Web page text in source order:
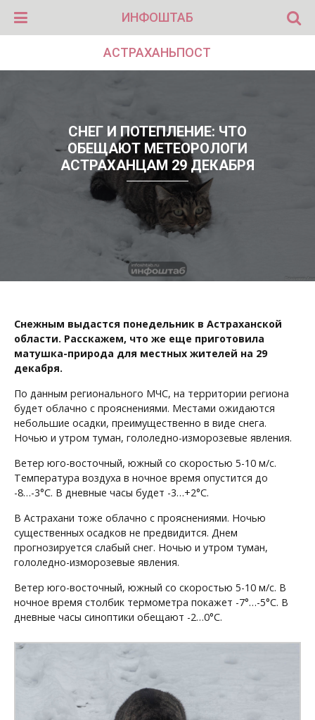
ИНФОШТАБ
АСТРАХАНЬПОСТ
СНЕГ И ПОТЕПЛЕНИЕ: ЧТО
ОБЕЩАЮТ МЕТЕОРОЛОГИ
АСТРАХАНЦАМ 29 ДЕКАБРЯ
Снежным выдастся понедельник в Астраханской
области. Расскажем, что же еще приготовила
матушка-природа для местных жителей на 29
декабря.
По данным регионального МЧС, на территории региона
будет облачно с прояснениями. Местами ожидаются
небольшие осадки, преимущественно в виде снега.
Ночью и утром туман, гололедно-изморозевые явления.
Ветер юго-восточный, южный со скоростью 5-10 м/с.
Температура воздуха в ночное время опустится до
-8…-3°С. В дневные часы будет -3…+2°С.
В Астрахани тоже облачно с прояснениями. Ночью
существенных осадков не предвидится. Днем
прогнозируется слабый снег. Ночью и утром туман,
гололедно-изморозевые явления.
Ветер юго-восточный, южный со скоростью 5-10 м/с. В
ночное время столбик термометра покажет -7°…-5°С. В
дневные часы синоптики обещают -2…0°С.